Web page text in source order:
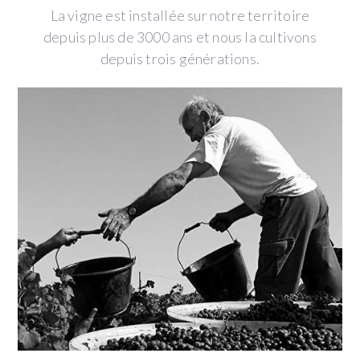
La vigne est installée sur notre territoire
depuis plus de 3000 ans et nous la cultivons
depuis trois générations.